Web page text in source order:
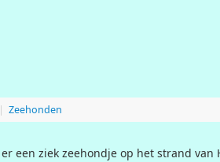
| Zeehonden
een ziek zeehondje op het strand